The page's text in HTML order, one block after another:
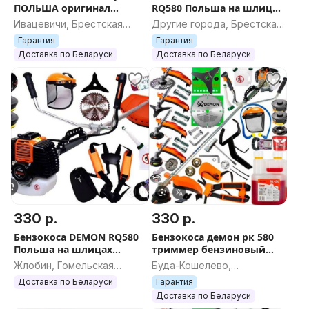
-
Комплектация:
- Бензиновый триммер
- 2 катушки с леской;
- 1 катушка паук
- металлический диск фреза на 40 зубов для более
густой травы, сорняков;
- нож трехлепестковый
- комплект ремней рюкзачного типа;
- мерная емкость для приготовления топливной
смеси;
- защитный кожух с отсекателем;
- защитная маска с экраном;
- набор инструментов для сборки и обслуживания.
-
Бензокоса Demon RQ 580 имеет мощность 3,8 кВт\
5,2 л.с. Это означает, что она обладает достаточной
силой и мощностью для эффективной работы с
ПОЛЬША оригинал
шлицы триммер коса
бензиновая
Ивацевичи, Брестская
область
Гарантия
Доставка по Беларуси
RQ580 Польша на шлицах
триммер бензиновый
бензокоса
Другие города, Брестская
область
Гарантия
Доставка по Беларуси
330 р.
Бензокоса DEMON RQ580
Польша на шлицах
триммер мотокоса коса
бензиновая
Жлобин, Гомельская
область
Доставка по Беларуси
330 р.
Бензокоса демон рк 580
триммер бензиновый
Польша оригинал
шлицы
Буда-Кошелево,
Гомельская область
Гарантия
Доставка по Беларуси